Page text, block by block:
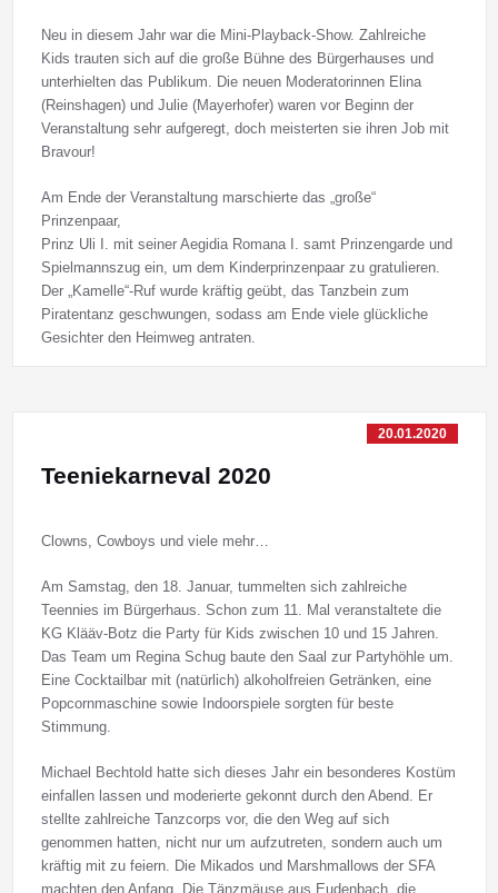
Neu in diesem Jahr war die Mini-Playback-Show. Zahlreiche
Kids trauten sich auf die große Bühne des Bürgerhauses und
unterhielten das Publikum. Die neuen Moderatorinnen Elina
(Reinshagen) und Julie (Mayerhofer) waren vor Beginn der
Veranstaltung sehr aufgeregt, doch meisterten sie ihren Job mit
Bravour!
Am Ende der Veranstaltung marschierte das „große“
Prinzenpaar,
Prinz Uli I. mit seiner Aegidia Romana I. samt Prinzengarde und
Spielmannszug ein, um dem Kinderprinzenpaar zu gratulieren.
Der „Kamelle“-Ruf wurde kräftig geübt, das Tanzbein zum
Piratentanz geschwungen, sodass am Ende viele glückliche
Gesichter den Heimweg antraten.
20.01.2020
Teeniekarneval 2020
Clowns, Cowboys und viele mehr…
Am Samstag, den 18. Januar, tummelten sich zahlreiche
Teennies im Bürgerhaus. Schon zum 11. Mal veranstaltete die
KG Klääv-Botz die Party für Kids zwischen 10 und 15 Jahren.
Das Team um Regina Schug baute den Saal zur Partyhöhle um.
Eine Cocktailbar mit (natürlich) alkoholfreien Getränken, eine
Popcornmaschine sowie Indoorspiele sorgten für beste
Stimmung.
Michael Bechtold hatte sich dieses Jahr ein besonderes Kostüm
einfallen lassen und moderierte gekonnt durch den Abend. Er
stellte zahlreiche Tanzcorps vor, die den Weg auf sich
genommen hatten, nicht nur um aufzutreten, sondern auch um
kräftig mit zu feiern. Die Mikados und Marshmallows der SFA
machten den Anfang. Die Tänzmäuse aus Eudenbach, die